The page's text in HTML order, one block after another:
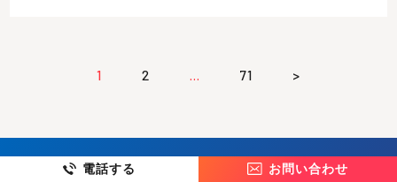
1 2 … 71 >
電話する お問い合わせ